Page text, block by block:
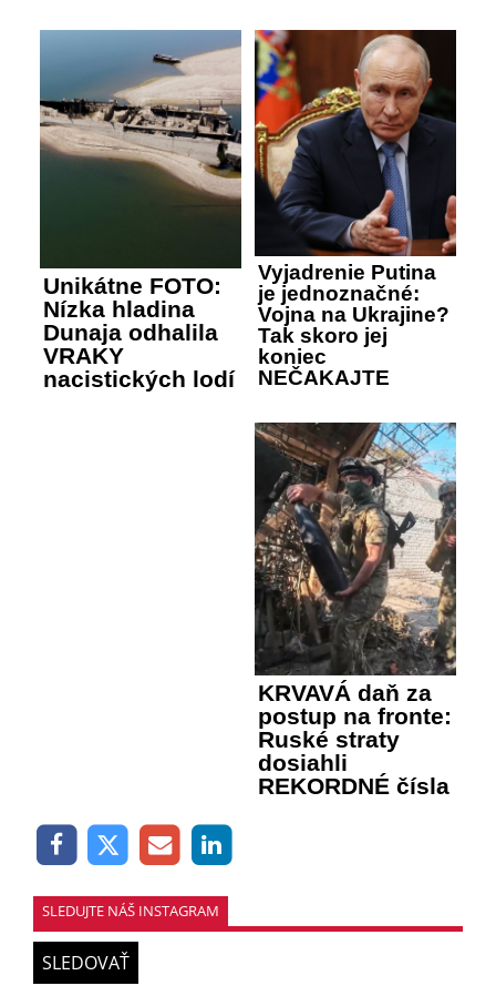
Unikátne FOTO:
Nízka hladina
Dunaja odhalila
VRAKY
nacistických lodí
Vyjadrenie Putina
je jednoznačné:
Vojna na Ukrajine?
Tak skoro jej
koniec
NEČAKAJTE
KRVAVÁ daň za
postup na fronte:
Ruské straty
dosiahli
REKORDNÉ čísla
SLEDUJTE NÁŠ INSTAGRAM
SLEDOVAŤ